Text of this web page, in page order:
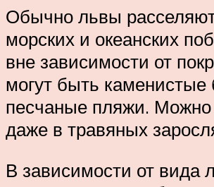
Обычно львы
морских и океанских
вне зависимости от
могут быть каменистые
песчаные пляжи. Можно
даже в травяных
В зависимости от вида